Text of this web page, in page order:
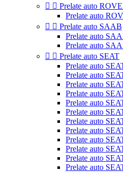
  Prelate auto
Prelate auto
  Prelate auto SAAB
Prelate auto
Prelate auto
  Prelate auto SEAT
Prelate auto
Prelate auto
Prelate auto
Prelate auto
Prelate auto
Prelate auto
Prelate auto
Prelate auto
Prelate auto
Prelate auto
Prelate auto
Prelate auto